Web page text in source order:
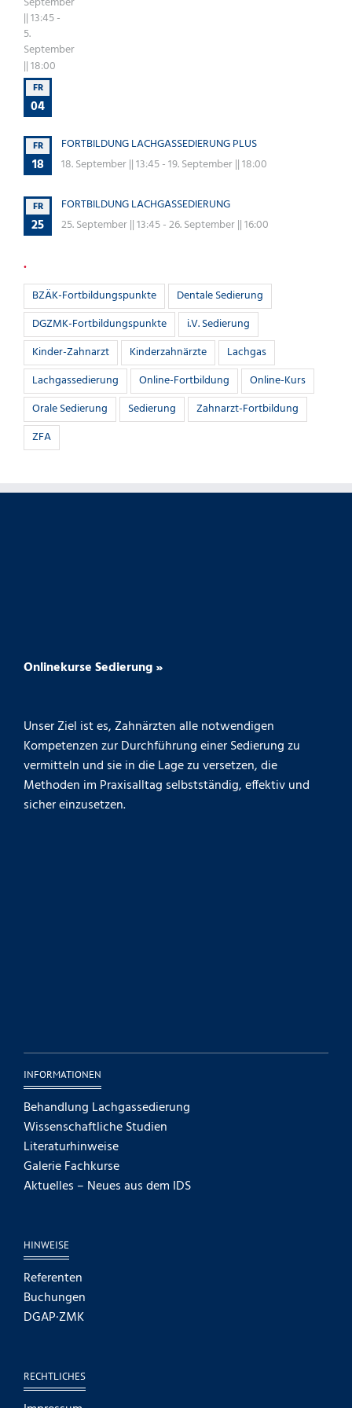
|| 13:45-
5.
September
|| 18:00
FR
04
FORTBILDUNG LACHGASSEDIERUNG PLUS
18. September || 13:45-19. September || 18:00
FR
18
FORTBILDUNG LACHGASSEDIERUNG
25. September || 13:45-26. September || 16:00
FR
25
.
BZÄK-Fortbildungspunkte
Dentale Sedierung
DGZMK-Fortbildungspunkte
i.V. Sedierung
Kinder-Zahnarzt
Kinderzahnärzte
Lachgas
Lachgassedierung
Online-Fortbildung
Online-Kurs
Orale Sedierung
Sedierung
Zahnarzt-Fortbildung
ZFA
Onlinekurse Sedierung »
Unser Ziel ist es, Zahnärzten alle notwendigen
Kompetenzen zur Durchführung einer Sedierung zu
vermitteln und sie in die Lage zu versetzen, die
Methoden im Praxisalltag selbstständig, effektiv und
sicher einzusetzen.
INFORMATIONEN
Behandlung Lachgassedierung
Wissenschaftliche Studien
Literaturhinweise
Galerie Fachkurse
Aktuelles – Neues aus dem IDS
HINWEISE
Referenten
Buchungen
DGAP·ZMK
RECHTLICHES